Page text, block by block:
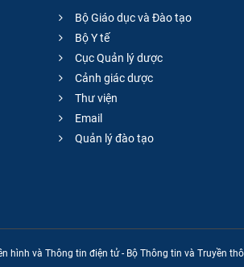
Bộ Giáo dục và Đào tạo
Bộ Y tế
Cục Quản lý dược
Cảnh giác dược
Thư viện
Email
Quản lý đào tạo
hình và Thông tin điện tử - Bộ Thông tin và Truyền